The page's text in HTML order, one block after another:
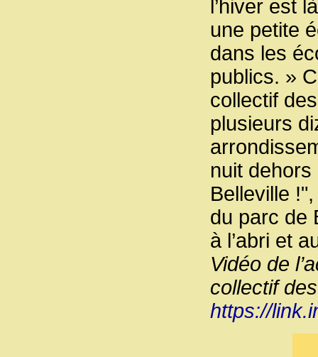
l’hiver est
une petite
dans les
publics. »
collectif
plusieurs
nuit
Belleville
du parc de
à l’abri et
Vidéo de
collectif
https://